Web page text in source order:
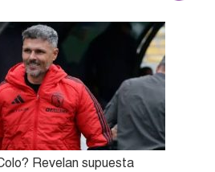
Revelan supuesta